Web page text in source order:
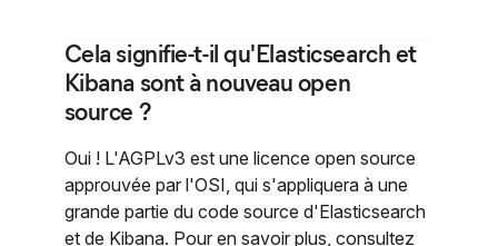
Cela signifie-t-il qu'Elasticsearch et
Kibana sont à nouveau open
source ?
Oui ! L'AGPLv3 est une licence open source
approuvée par l'OSI, qui s'appliquera à une
grande partie du code source d'Elasticsearch
et de Kibana. Pour en savoir plus, consultez